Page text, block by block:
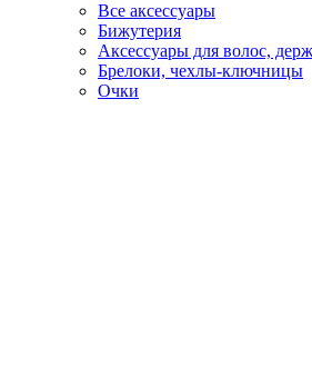
Все аксессуары
Бижутерия
Аксессуары для волос,
Брелоки, чехлы-ключницы
Очки